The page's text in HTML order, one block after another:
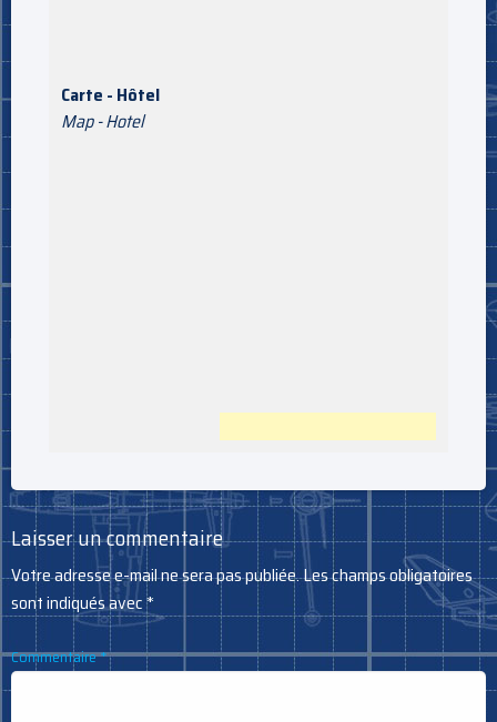
Carte - Hôtel
Map - Hotel
Laisser un commentaire
Votre adresse e-mail ne sera pas publiée.Les champs obligatoires
sont indiqués avec*
Commentaire*